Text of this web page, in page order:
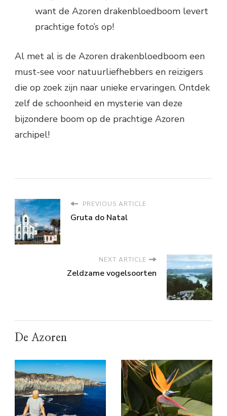
want de Azoren drakenbloedboom levert
prachtige foto’s op!
Al met al is de Azoren drakenbloedboom een
must-see voor natuurliefhebbers en reizigers
die op zoek zijn naar unieke ervaringen. Ontdek
zelf de schoonheid en mysterie van deze
bijzondere boom op de prachtige Azoren
archipel!
PREVIOUS ARTICLE
Gruta do Natal
NEXT ARTICLE
Zeldzame vogelsoorten
De Azoren